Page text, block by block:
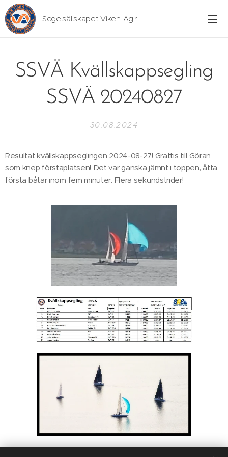
Segelsällskapet Viken-Ägir
SSVÄ Kvällskappsegling
SSVÄ 20240827
30.08.2024
Resultat kvällskappseglingen 2024-08-27! Grattis till Göran
som knep förstaplatsen! Det var ganska jämnt i toppen, åtta
första båtar inom fem minuter. Flera sekundstrider!